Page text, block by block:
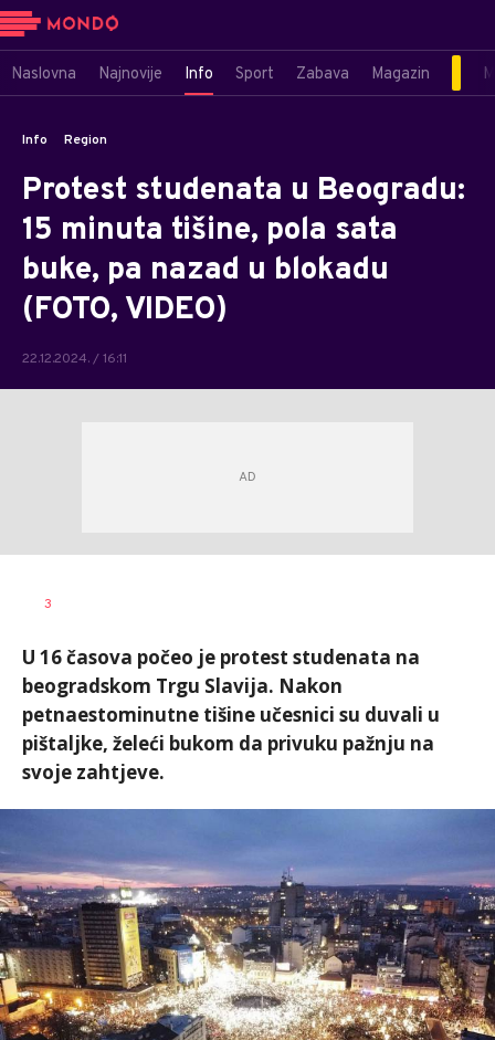
Naslovna Najnovije Info Sport Zabava Magazin
Info Region
Protest studenata u Beogradu:
15 minuta tišine, pola sata
buke, pa nazad u blokadu
(FOTO, VIDEO)
22.12.2024. / 16:11
AUTOR
3
U 16 časova počeo je protest studenata na
beogradskom Trgu Slavija. Nakon
petnaestominutne tišine učesnici su duvali u
pištaljke, želeći bukom da privuku pažnju na
svoje zahtjeve.